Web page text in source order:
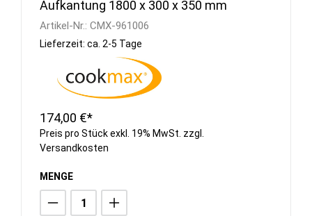
Aufkantung 1800 x 300 x 350 mm
Artikel-Nr.: CMX-961006
Lieferzeit: ca. 2-5 Tage
174,00 €*
Preis pro Stück exkl. 19% MwSt. zzgl.
Versandkosten
MENGE